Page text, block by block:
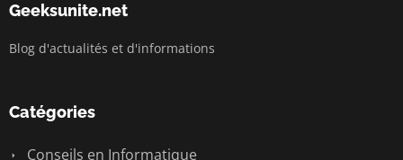
Geeksunite.net
Blog d'actualités et d'informations
Catégories
Conseils en Informatique